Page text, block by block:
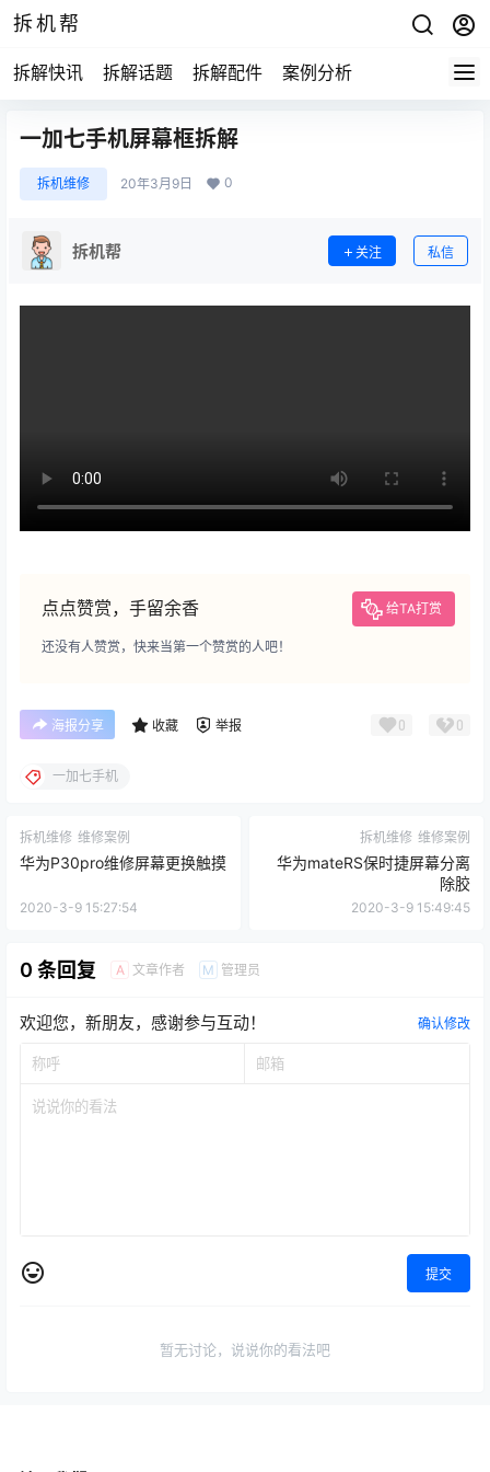
拆机帮
拆解快讯 拆解话题 拆解配件 案例分析
一加七手机屏幕框拆解
拆机维修 20年3月9日 0
拆机帮 关注 私信
点点赞赏，手留余香 给TA打赏
还没有人赞赏，快来当第一个赞赏的人吧！
海报分享 收藏 举报 0 0
一加七手机
拆机维修 维修案例
华为P30pro维修屏幕更换触摸
2020-3-9 15:27:54
拆机维修 维修案例
华为mateRS保时捷屏幕分离
除胶
2020-3-9 15:49:45
0 条回复 A 文章作者 M 管理员
欢迎您，新朋友，感谢参与互动！ 确认修改
提交
暂无讨论，说说你的看法吧